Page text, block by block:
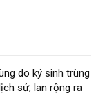
do ký sinh trùng
sử, lan rộng ra